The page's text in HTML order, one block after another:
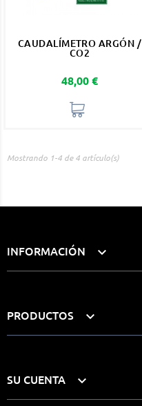
CAUDALÍMETRO ARGÓN /
CO2
Precio
48,00 €
Mostrando 1-4 de 4 artículo(s)
INFORMACIÓN 
PRODUCTOS 
SU CUENTA 